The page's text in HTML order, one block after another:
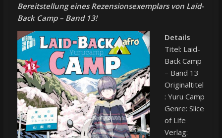
Bereitstellung eines Rezensionsexemplars von Laid-
Back Camp – Band 13!
Details
Titel: Laid-
Back Camp
– Band 13
Originaltitel
: Yuru Camp
Genre: Slice
of Life
Verlag: